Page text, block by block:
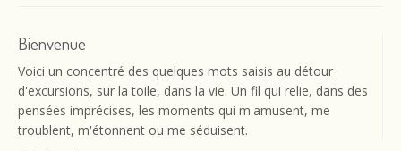
Bienvenue
Voici un concentré des quelques mots saisis au détour
d'excursions, sur la toile, dans la vie. Un fil qui relie, dans des
pensées imprécises, les moments qui m'amusent, me
troublent, m'étonnent ou me séduisent.